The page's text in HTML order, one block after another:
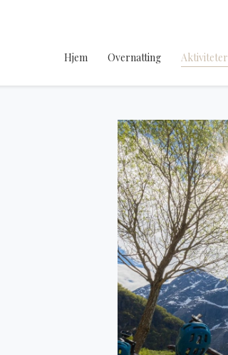
Hjem Overnatting Aktiviteter